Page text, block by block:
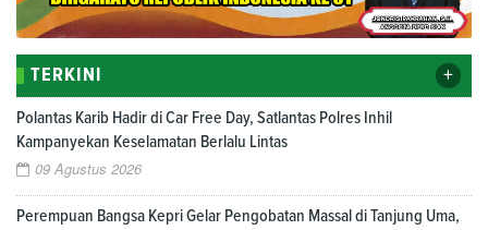
TERKINI +
Polantas Karib Hadir di Car Free Day, Satlantas Polres Inhil
Kampanyekan Keselamatan Berlalu Lintas
09 Agustus 2026
Perempuan Bangsa Kepri Gelar Pengobatan Massal di Tanjung Uma,